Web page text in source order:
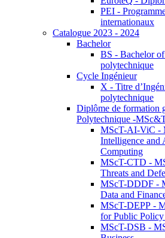
PEI -
internationaux
Catalogue 2023 - 2024
Bachelor
BS - Bachelor
polytechnique
Cycle Ingénieur
X - Titre
polytechnique
Diplôme de formation
Polytechnique -
MScT-AI-ViC -
Intelligence and
Computing
MScT-CTD -
Threats and
MScT-DDDF -
Data and
MScT-DEPP -
for Public
MScT-DSB -